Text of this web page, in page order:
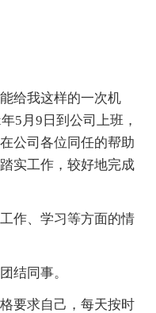
给我这样的一次机
5月9日到公司上班，
公司各位同任的帮助
实工作，较好地完成
作、学习等方面的情
结同事。
要求自己，每天按时